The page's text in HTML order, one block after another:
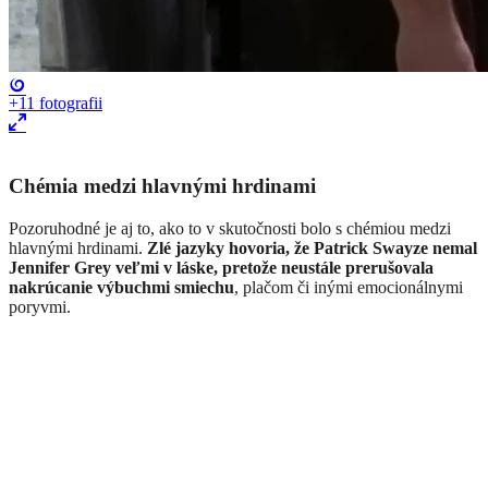
+11 fotografii
Chémia medzi hlavnými hrdinami
Pozoruhodné je aj to, ako to v skutočnosti bolo s chémiou medzi
hlavnými hrdinami. Zlé jazyky hovoria, že Patrick Swayze nemal
Jennifer Grey veľmi v láske, pretože neustále prerušovala
nakrúcanie výbuchmi smiechu, plačom či inými emocionálnymi
poryvmi.